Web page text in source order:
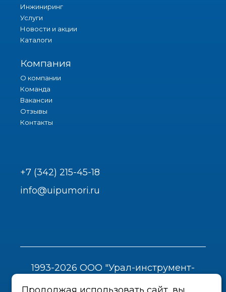
Инжиниринг
Услуги
Новости и акции
Каталоги
Компания
О компании
Команда
Вакансии
Отзывы
Контакты
+7 (342) 215-45-18
info@uipumori.ru
1993-2026 ООО "Урал-инструмент-